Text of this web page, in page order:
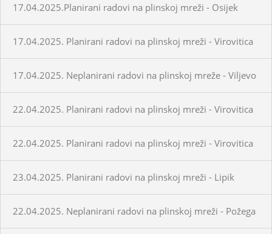
17.04.2025.Planirani radovi na plinskoj mreži - Osijek
17.04.2025. Planirani radovi na plinskoj mreži - Virovitica
17.04.2025. Neplanirani radovi na plinskoj mreže - Viljevo
22.04.2025. Planirani radovi na plinskoj mreži - Virovitica
22.04.2025. Planirani radovi na plinskoj mreži - Virovitica
23.04.2025. Planirani radovi na plinskoj mreži - Lipik
22.04.2025. Neplanirani radovi na plinskoj mreži - Požega